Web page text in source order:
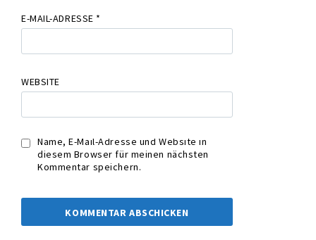
E-MAIL-ADRESSE *
WEBSITE
Name, E-Mail-Adresse und Website in
diesem Browser für meinen nächsten
Kommentar speichern.